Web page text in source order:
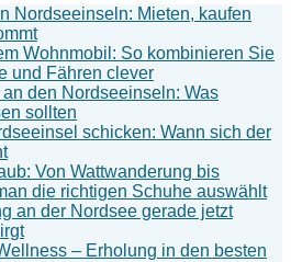
Nordseeinseln: Mieten, kaufen
Wohnmobil: So kombinieren Sie
und Fähren clever
den Nordseeinseln: Was
sollten
schicken: Wann sich der
Von Wattwanderung bis
die richtigen Schuhe auswählt
an der Nordsee gerade jetzt
– Erholung in den besten